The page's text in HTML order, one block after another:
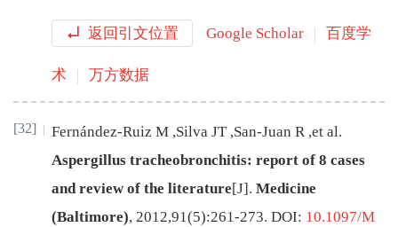
返回引文位置 Google Scholar 百度学
术 万方数据
[32] Fernández-Ruiz M ,Silva JT ,San-Juan R ,et al.
Aspergillus tracheobronchitis: report of 8 cases
and review of the literature[J] . Medicine
(Baltimore), 2012,91(5):261-273. DOI: 10.1097/M